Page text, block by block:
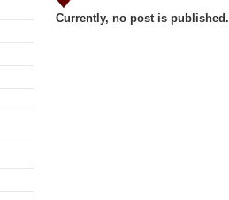
Currently, no post is published.